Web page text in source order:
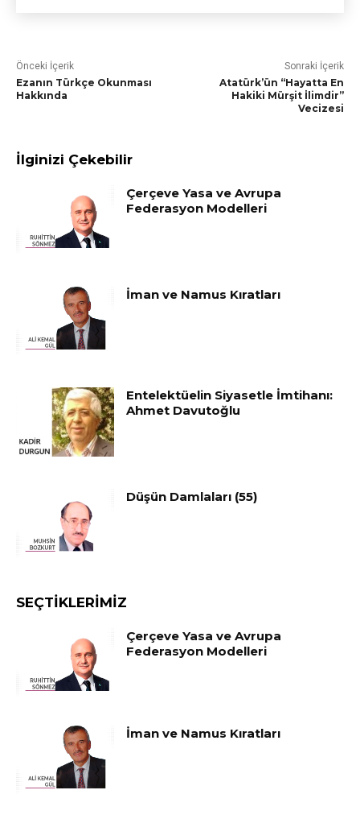
Önceki İçerik
Ezanın Türkçe Okunması
Hakkında
Sonraki İçerik
Atatürk’ün “Hayatta En
Hakiki Mürşit İlimdir”
Vecizesi
İlginizi Çekebilir
Çerçeve Yasa ve Avrupa
Federasyon Modelleri
İman ve Namus Kıratları
Entelektüelin Siyasetle İmtihanı:
Ahmet Davutoğlu
Düşün Damlaları (55)
SEÇTIKLERIMIZ
Çerçeve Yasa ve Avrupa
Federasyon Modelleri
İman ve Namus Kıratları